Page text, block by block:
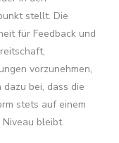
stellt. Die
für Feedback und
vorzunehmen,
dazu bei, dass die
stets auf einem
Niveau bleibt.